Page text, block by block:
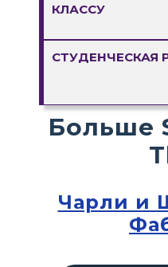
КЛАССУ
СТУДЕНЧЕСКАЯ
Больше
Чарли и